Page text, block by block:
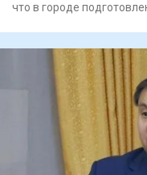
что в городе